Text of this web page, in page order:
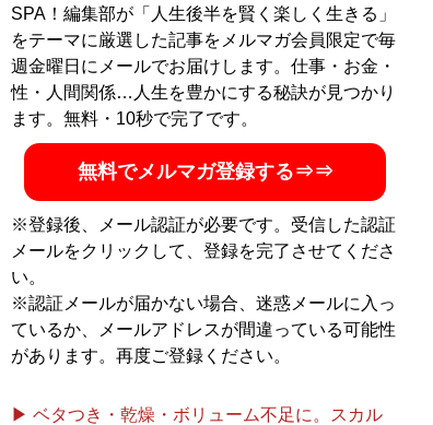
SPA！編集部が「人生後半を賢く楽しく生きる」
をテーマに厳選した記事をメルマガ会員限定で毎
週金曜日にメールでお届けします。仕事・お金・
性・人間関係…人生を豊かにする秘訣が見つかり
ます。無料・10秒で完了です。
無料でメルマガ登録する⇒⇒
※登録後、メール認証が必要です。受信した認証
メールをクリックして、登録を完了させてくださ
い。
※認証メールが届かない場合、迷惑メールに入っ
ているか、メールアドレスが間違っている可能性
があります。再度ご登録ください。
▶ ベタつき・乾燥・ボリューム不足に。スカル